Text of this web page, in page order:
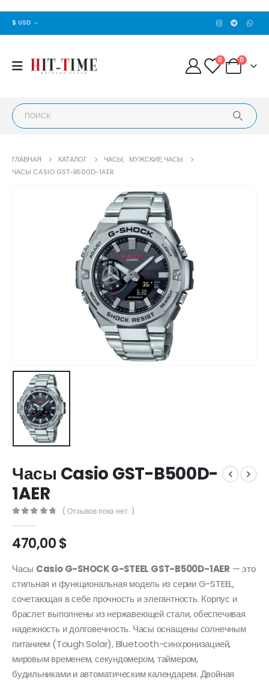
$ USD
0 0
ГЛАВНАЯ КАТАЛОГ ЧАСЫ, МУЖСКИЕ ЧАСЫ
ЧАСЫ CASIO GST-B500D-1AER
Часы Casio GST-B500D-
1AER
( Отзывов пока нет. )
470,00$
Часы Casio G-SHOCK G-STEEL GST-B500D-1AER — это
стильная и функциональная модель из серии G-STEEL,
сочетающая в себе прочность и элегантность. Корпус и
браслет выполнены из нержавеющей стали, обеспечивая
надежность и долговечность. Часы оснащены солнечным
питанием (Tough Solar), Bluetooth-синхронизацией,
мировым временем, секундомером, таймером,
будильниками и автоматическим календарем. Двойная